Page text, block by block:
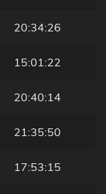
20:34:26
15:01:22
20:40:14
21:35:50
17:53:15